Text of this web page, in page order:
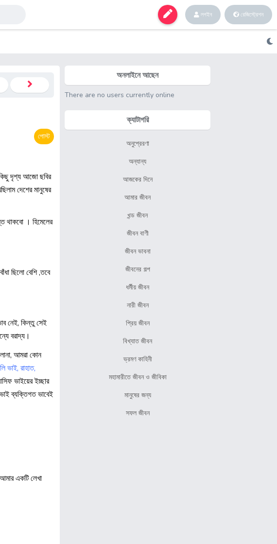
লগইন রেজিস্ট্রেশন
পোস্ট
কিছু দৃশ্য আজো ছবির
দেশের মানুষের
থাকবো । হিমেলের
ছিলো বেশি ,তবে
নেই, কিন্তু সেই
বরাদ্য।
আমরা কোন
ভাই, রাহাত,
ভাইয়ের ইচ্ছার
ব্যক্তিগত ভাবেই
একটি লেখা
অনলাইনে আছেন
There are no users currently online
ক্যাটাগরি
অনুপ্রেরণা
অন্যান্য
আজকের দিনে
আমার জীবন
খন্ড জীবন
জীবন বাণী
জীবন ভাবনা
জীবনের গল্প
ধর্মীয় জীবন
নারী জীবন
প্রিয় জীবন
বিখ্যাত জীবন
ভ্রমণ কাহিনী
মহামারীতে জীবন ও জীবিকা
মানুষের জন্য
সফল জীবন